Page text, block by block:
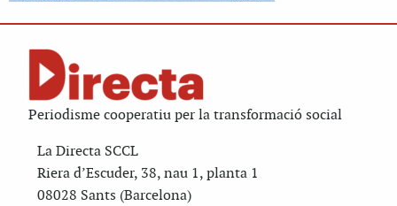
Periodisme cooperatiu per la transformació social
La Directa SCCL
Riera d’Escuder, 38, nau 1, planta 1
08028 Sants (Barcelona)